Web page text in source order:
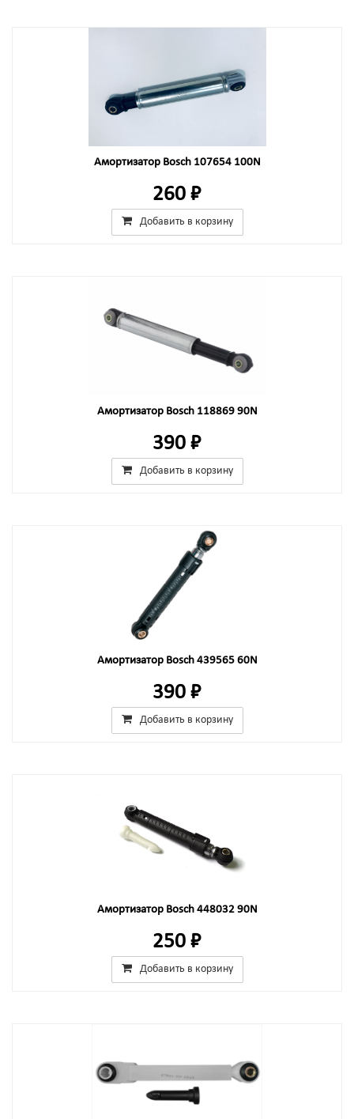
Амортизатор Bosch 107654 100N
260 ₽
Добавить в корзину
Амортизатор Bosch 118869 90N
390 ₽
Добавить в корзину
Амортизатор Bosch 439565 60N
390 ₽
Добавить в корзину
Амортизатор Bosch 448032 90N
250 ₽
Добавить в корзину